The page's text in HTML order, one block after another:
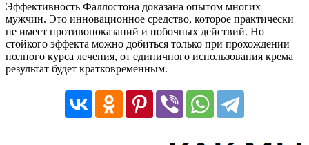
Эффективность Фаллостона доказана опытом многих
мужчин. Это инновационное средство, которое практически
не имеет противопоказаний и побочных действий. Но
стойкого эффекта можно добиться только при прохождении
полного курса лечения, от единичного использования крема
результат будет кратковременным.